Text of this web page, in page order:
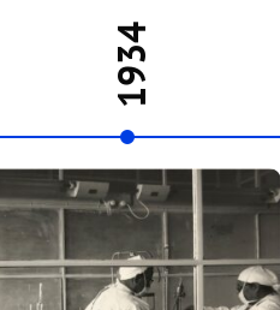
1934